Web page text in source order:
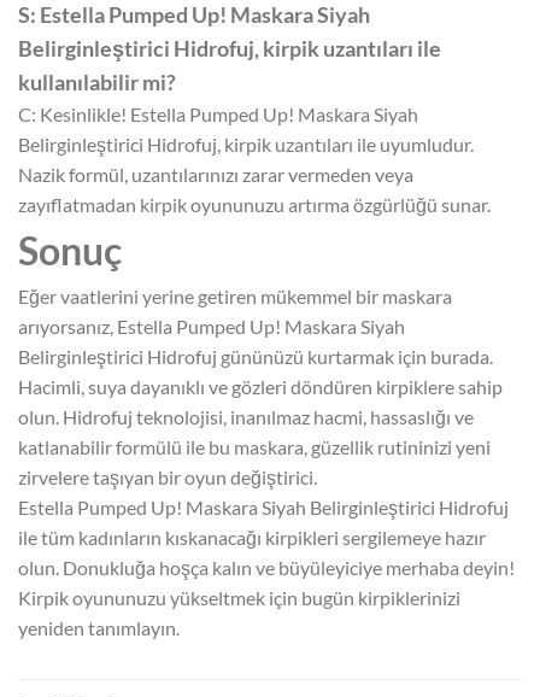
S: Estella Pumped Up! Maskara Siyah
Belirginleştirici Hidrofuj, kirpik uzantıları ile
kullanılabilir mi?
C: Kesinlikle! Estella Pumped Up! Maskara Siyah
Belirginleştirici Hidrofuj, kirpik uzantıları ile uyumludur.
Nazik formül, uzantılarınızı zarar vermeden veya
zayıflatmadan kirpik oyununuzu artırma özgürlüğü sunar.
Sonuç
Eğer vaatlerini yerine getiren mükemmel bir maskara
arıyorsanız, Estella Pumped Up! Maskara Siyah
Belirginleştirici Hidrofuj gününüzü kurtarmak için burada.
Hacimli, suya dayanıklı ve gözleri döndüren kirpiklere sahip
olun. Hidrofuj teknolojisi, inanılmaz hacmi, hassaslığı ve
katlanabilir formülü ile bu maskara, güzellik rutininizi yeni
zirvelere taşıyan bir oyun değiştirici.
Estella Pumped Up! Maskara Siyah Belirginleştirici Hidrofuj
ile tüm kadınların kıskanacağı kirpikleri sergilemeye hazır
olun. Donukluğa hoşça kalın ve büyüleyiciye merhaba deyin!
Kirpik oyununuzu yükseltmek için bugün kirpiklerinizi
yeniden tanımlayın.